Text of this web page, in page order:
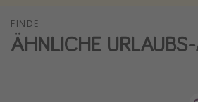
Weitere Themen
Reise Journal
FINDE
ÄHNLICHE